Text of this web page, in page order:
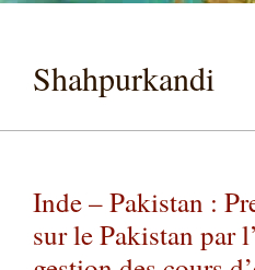
Shahpurkandi
Inde – Pakistan :
sur le Pakistan par